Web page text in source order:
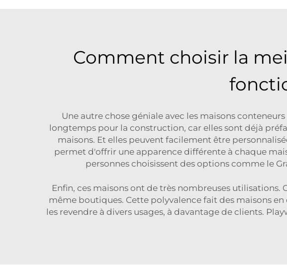
Comment choisir la
Une autre chose géniale avec les maisons
longtemps pour la construction, car elles sont déjà
maisons. Et elles peuvent facilement être
permet d'offrir une apparence différente à chaque
personnes choisissent des options comme le
Enfin, ces maisons ont de très nombreuses
même boutiques. Cette polyvalence fait des maisons
les revendre à divers usages, à davantage de clients.